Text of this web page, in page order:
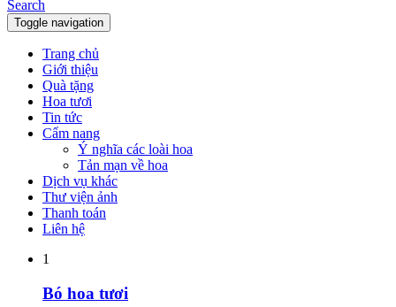
Search
Toggle navigation
Trang chủ
Giới thiệu
Quà tặng
Hoa tươi
Tin tức
Cẩm nang
Ý nghĩa các loài hoa
Tản mạn về hoa
Dịch vụ khác
Thư viện ảnh
Thanh toán
Liên hệ
1
Bó hoa tươi